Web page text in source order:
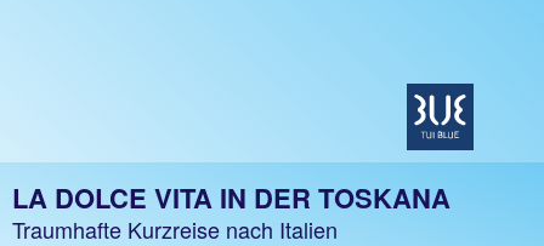
LA DOLCE VITA IN DER TOSKANA
Traumhafte Kurzreise nach Italien